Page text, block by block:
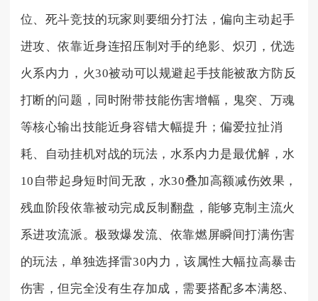
位、死斗竞技的玩家则要细分打法，偏向主动起手
进攻、依靠近身连招压制对手的绝影、炽刃，优选
火系内力，火30被动可以规避起手技能被敌方防反
打断的问题，同时附带技能伤害增幅，鬼突、万魂
等核心输出技能近身容错大幅提升；偏爱拉扯消
耗、自动挂机对战的玩法，水系内力是最优解，水
10自带起身短时间无敌，水30叠加高额减伤效果，
残血阶段依靠被动完成反制翻盘，能够克制主流火
系进攻流派。极致爆发流、依靠燃屏瞬间打满伤害
的玩法，单独选择雷30内力，该属性大幅拉高暴击
伤害，但完全没有生存加成，需要搭配多本满怒、